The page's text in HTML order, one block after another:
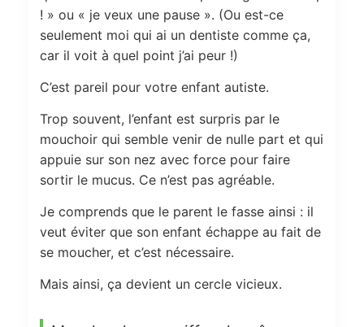
! » ou « je veux une pause ». (Ou est-ce
seulement moi qui ai un dentiste comme ça,
car il voit à quel point j’ai peur !)
C’est pareil pour votre enfant autiste.
Trop souvent, l’enfant est surpris par le
mouchoir qui semble venir de nulle part et qui
appuie sur son nez avec force pour faire
sortir le mucus. Ce n’est pas agréable.
Je comprends que le parent le fasse ainsi : il
veut éviter que son enfant échappe au fait de
se moucher, et c’est nécessaire.
Mais ainsi, ça devient un cercle vicieux.